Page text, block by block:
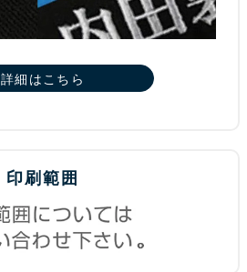
詳細はこちら
印刷範囲